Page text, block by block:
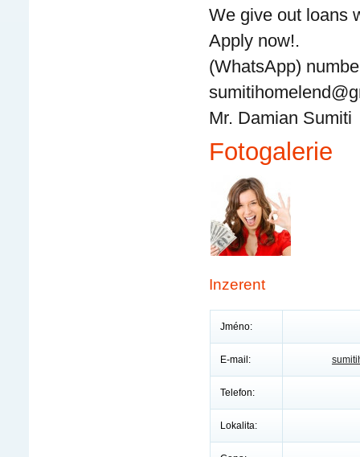
We give out loans
Apply now!.
(WhatsApp)
Mr. Damian Sumiti
Fotogalerie
Inzerent
Jméno:
E-mail:
Telefon:
Lokalita: